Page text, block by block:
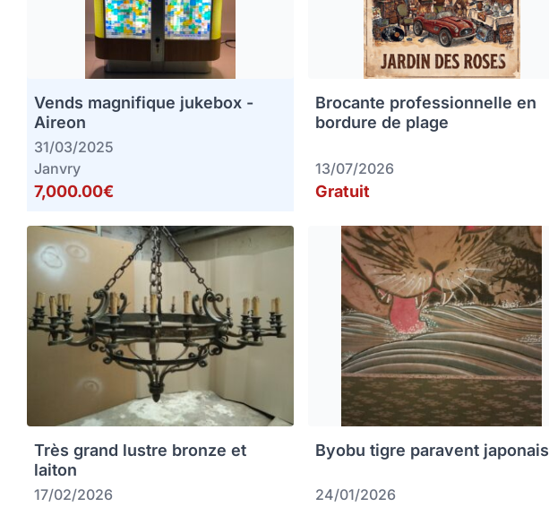
Vends magnifique jukebox -
Aireon
31/03/2025
Janvry
7,000.00€
Brocante professionnelle en
bordure de plage
13/07/2026
Gratuit
Très grand lustre bronze et
laiton
17/02/2026
Byobu tigre paravent japonais
24/01/2026